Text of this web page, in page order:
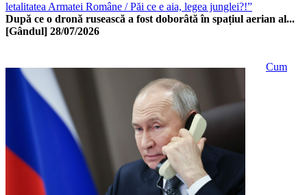
letalitatea Armatei Române / Păi ce e aia, legea junglei?!”
După ce o dronă rusească a fost doborâtă în spațiul aerian al...
[Gândul] 28/07/2026
Cum